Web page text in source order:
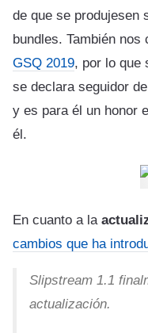
de que se produjesen
bundles. También
GSQ 2019, por lo que
se declara seguidor
y es para él un honor
él.
En cuanto a la
cambios que ha
Slipstream 1.1
actualización.